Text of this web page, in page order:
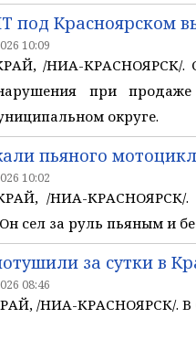
под Красноярском
10:09
/НИА-КРАСНОЯРСК/.
при
округе.
пьяного
10:02
/НИА-КРАСНОЯРСК/.
сел за руль пьяным и
за сутки в
08:46
/НИА-КРАСНОЯРСК/. В